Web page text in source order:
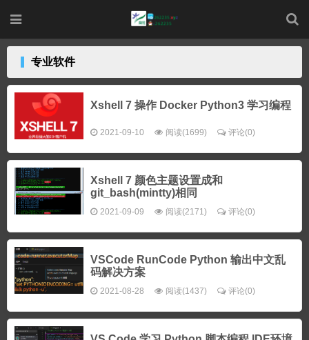
专业软件
Xshell 7 操作 Docker Python3 学习编程
2021-09-10 阅读(1699) 评论(0)
Xshell 7 颜色主题设置成和
git_bash(mintty)相同
2021-09-09 阅读(2171) 评论(0)
VSCode RunCode Python 输出中文乱
码解决方案
2021-08-28 阅读(1437) 评论(0)